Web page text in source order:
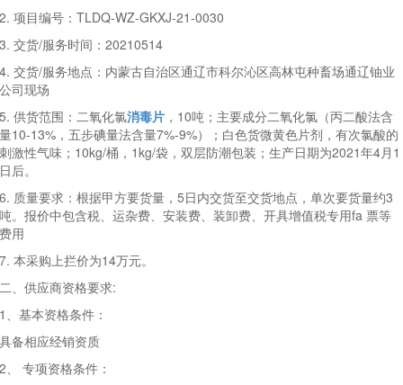
2. 项目编号：TLDQ-WZ-GKXJ-21-0030
3. 交货/服务时间：20210514
4. 交货/服务地点：内蒙古自治区通辽市科尔沁区高林屯种畜场通辽铀业
公司现场
5. 供货范围：二氧化氯消毒片 ，10吨；主要成分二氧化氯（丙二酸法含
量10-13%，五步碘量法含量7%-9%）；白色货微黄色片剂，有次氯酸的
刺激性气味；10kg/桶，1kg/袋，双层防潮包装；生产日期为2021年4月1
日后。
6. 质量要求：根据甲方要货量，5日内交货至交货地点，单次要货量约3
吨。报价中包含税、运杂费、安装费、装卸费、开具增值税专用fa 票等
费用
7. 本采购上拦价为14万元。
二、供应商资格要求:
1、基本资格条件：
具备相应经销资质
2、 专项资格条件：